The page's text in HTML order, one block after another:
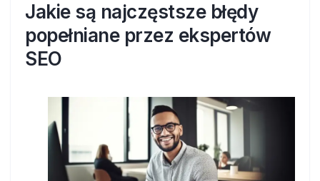
Jakie są najczęstsze błędy
popełniane przez ekspertów
SEO